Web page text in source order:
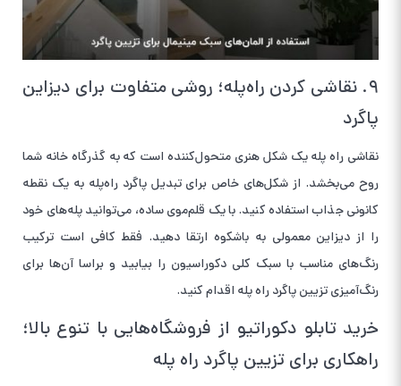
۹. نقاشی کردن راه‌پله؛ روشی متفاوت برای دیزاین
پاگرد
نقاشی راه پله یک شکل هنری متحول‌کننده است که به گذرگاه خانه شما
روح می‌بخشد. از شکل‌های خاص برای تبدیل پاگرد راه‌پله به یک نقطه
کانونی جذاب استفاده کنید.با یک قلم‌موی ساده، می‌توانید پله‌های خود
را از دیزاین معمولی به باشکوه ارتقا دهید. فقط کافی است ترکیب
رنگ‌های مناسب با سبک کلی دکوراسیون را بیابید و براسا آن‌ها برای
رنگ‌آمیزی تزیین پاگرد راه پله اقدام کنید.
خرید تابلو دکوراتیو از فروشگاه‌هایی با تنوع بالا؛
راهکاری برای تزیین پاگرد راه پله